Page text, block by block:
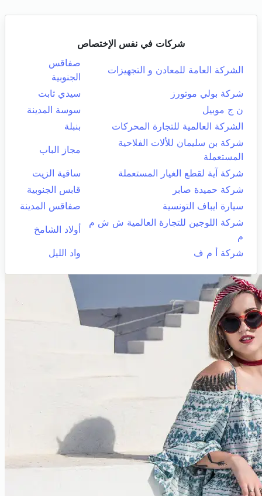
شركات في نفس الإختصاص
الشركة العامة للمعادن و التجهيزات
صفاقس
الجنوبية
شركة بولي موتورز
سيدي ثابت
ن ج موبيل
سوسة المدينة
الشركة العالمية للتجارة المحركات
بنبلة
شركة بن سليمان للألات الفلاحية
المستعملة
مجاز الباب
شركة آية لقطع الغيار المستعملة
ساقية الزيت
شركة حميدة صابر
قابس الجنوبية
سيارة ايباف التونسية
صفاقس المدينة
شركة اللوجين للتجارة العالمية ش ش م
م
أولاد الشامخ
شركة أ م ف واد الليل